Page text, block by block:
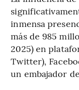
inmensa
más de 985
2025) en
Twitter),
un embajador